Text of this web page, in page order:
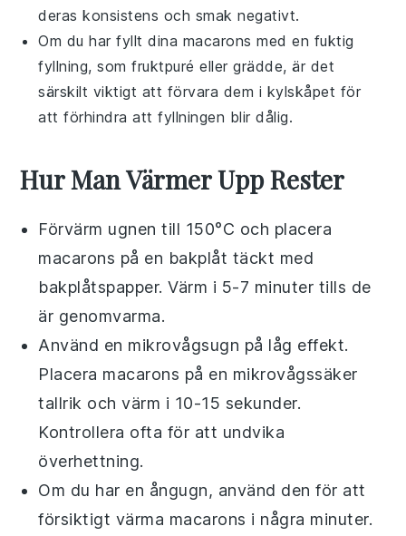
deras konsistens och smak negativt.
Om du har fyllt dina macarons med en fuktig
fyllning, somfruktpuré ellergrädde, är det
särskilt viktigt att förvara dem i kylskåpet för
att förhindra att fyllningen blir dålig.
Hur Man Värmer Upp Rester
Förvärm ugnen till 150°C och placera
macarons på en bakplåt täckt med
bakplåtspapper. Värm i 5-7 minuter tills de
är genomvarma.
Använd en mikrovågsugn på låg effekt.
Placera macarons på en mikrovågssäker
tallrik och värm i 10-15 sekunder.
Kontrollera ofta för att undvika
överhettning.
Om du har en ångugn, använd den för att
försiktigt värma macarons i några minuter.